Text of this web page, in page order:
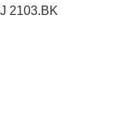
2103.BK